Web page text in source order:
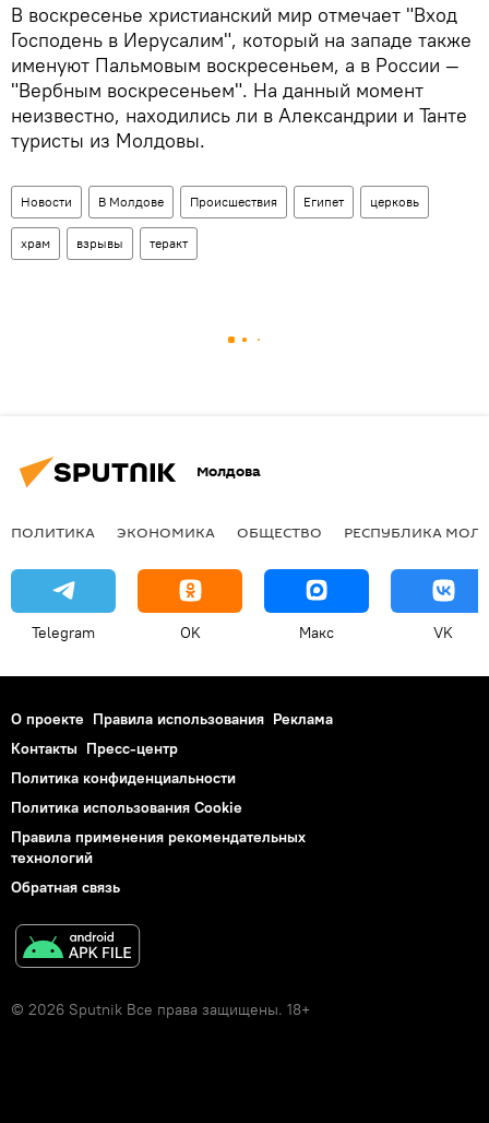
В воскресенье христианский мир отмечает "Вход
Господень в Иерусалим", который на западе также
именуют Пальмовым воскресеньем, а в России —
"Вербным воскресеньем". На данный момент
неизвестно, находились ли в Александрии и Танте
туристы из Молдовы.
Новости В Молдове Происшествия Египет церковь
храм взрывы теракт
Молдова
ПОЛИТИКА ЭКОНОМИКА ОБЩЕСТВО РЕСПУБЛИКА
Telegram OK Макс VK
О проекте Правила использования Реклама
Контакты Пресс-центр
Политика конфиденциальности
Политика использования Cookie
Правила применения рекомендательных
технологий
Обратная связь
© 2026 Sputnik Все права защищены. 18+